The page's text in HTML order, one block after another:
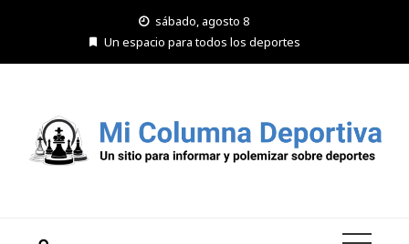
sábado, agosto 8
Un espacio para todos los deportes